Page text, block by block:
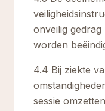
onveilig
worden
4.4 Bij ziekte
sessie